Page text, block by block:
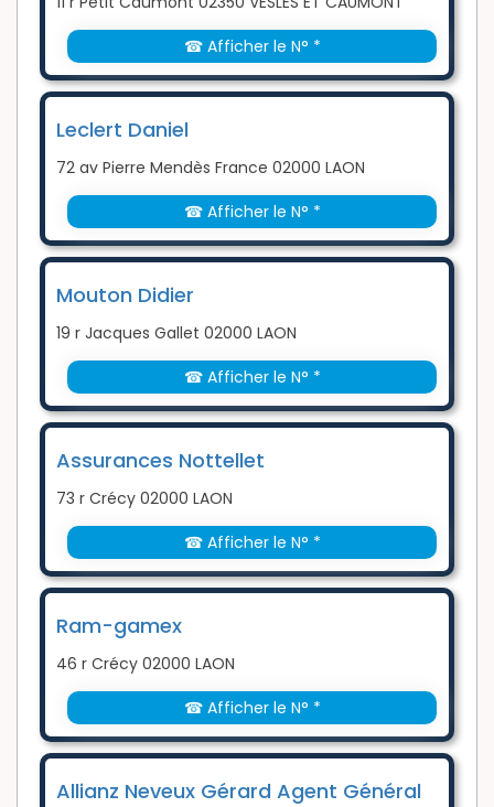
☎ Afficher le N° *
Leclert Daniel
72 av Pierre Mendès France 02000 LAON
☎ Afficher le N° *
Mouton Didier
19 r Jacques Gallet 02000 LAON
☎ Afficher le N° *
Assurances Nottellet
73 r Crécy 02000 LAON
☎ Afficher le N° *
Ram-gamex
46 r Crécy 02000 LAON
☎ Afficher le N° *
Allianz Neveux Gérard Agent Général